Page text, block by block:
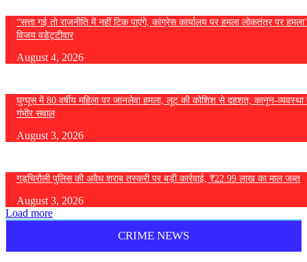
“सत्ता गई तो राजनीति में नहीं टिक पाएंगे, कांग्रेस कार्यालय पर हमला लोकतंत्र पर
विजय वडेट्टीवार
August 4, 2026
घुग्घूस में 80 वर्षीय महिला पर जानलेवा हमला, लूट की कोशिश से दहशत; कानून-व्यवस्था
गंभीर सवाल
August 3, 2026
गड़चिरौली पुलिस की अवैध शराब तस्करी पर बड़ी कार्रवाई, ₹22.99 लाख का माल जब्त
August 3, 2026
Load more
CRIME NEWS